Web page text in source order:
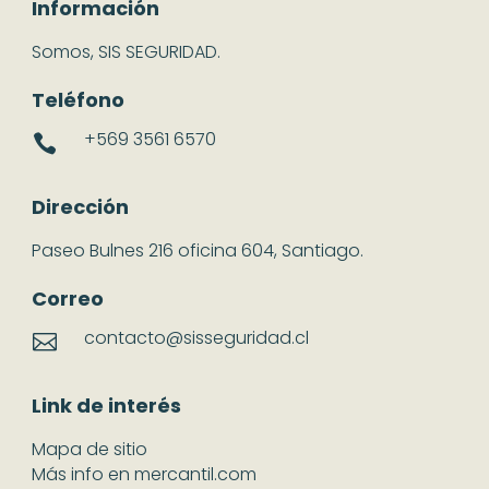
Información
Somos, SIS SEGURIDAD.
Teléfono
 +569 3561 6570
Dirección
Paseo Bulnes 216 oficina 604, Santiago.
Correo
 contacto@sisseguridad.cl
Link de interés
Mapa de sitio
Más info en mercantil.com